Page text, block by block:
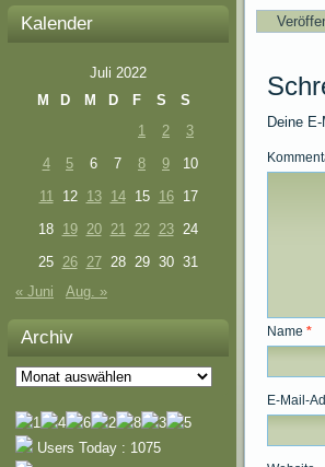
Kalender
Juli 2022
M
D M D F S
S
1
2
3
4
5 6 7 8 9
10
11
12 13 14 15 16
17
18 19 20 21 22 23 24
25 26 27 28 29 30 31
« Juni
Aug. »
Archiv
Archiv
Users Today : 1075
Deine
Name *
E-Mail-